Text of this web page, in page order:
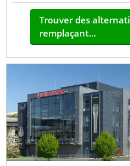
Trouver des
remplaçant...